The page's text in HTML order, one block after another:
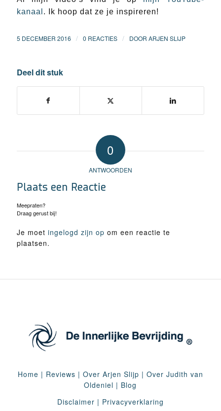
kanaal . Ik hoop dat ze je inspireren!
5 DECEMBER 2016 / 0 REACTIES / DOOR ARJEN SLIJP
Deel dit stuk
0
ANTWOORDEN
Plaats een Reactie
Meepraten?
Draag gerust bij!
Je moet ingelogd zijn op om een reactie te
plaatsen.
Home | Reviews | Over Arjen Slijp | Over Judith van
Oldeniel | Blog
Disclaimer | Privacyverklaring